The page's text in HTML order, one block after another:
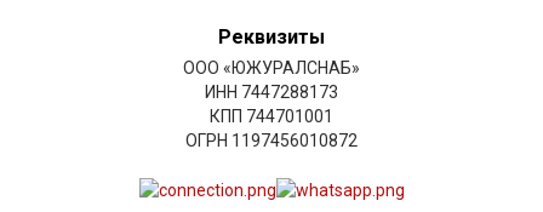
Реквизиты
ООО «ЮЖУРАЛСНАБ»
ИНН 7447288173
КПП 744701001
ОГРН 1197456010872